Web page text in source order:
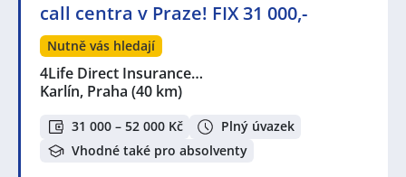
call centra v Praze! FIX 31 000,-
Nutně vás hledají
4Life Direct Insurance…
Karlín, Praha (40 km)
31 000 – 52 000 Kč
Plný úvazek
Vhodné také pro absolventy